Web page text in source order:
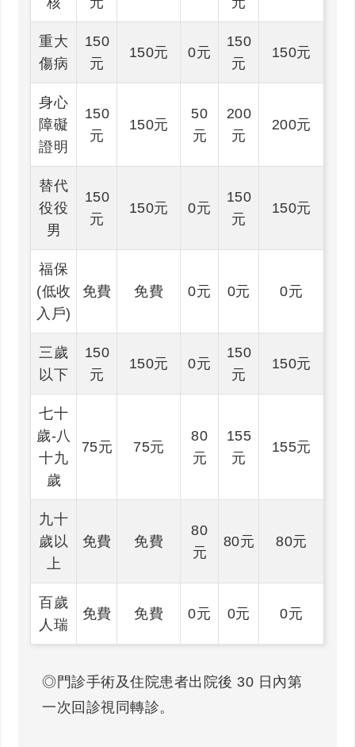
重大
傷病
150
元
150元 0元
150
元
150元
身心
障礙
證明
150
元
150元
50
元
200
元
200元
替代
役役
男
150
元
150元 0元
150
元
150元
福保
(低收
入戶)
免費 免費 0元 0元 0元
三歲
以下
150
元
150元 0元
150
元
150元
七十
歲-八
十九
歲
75元 75元
80
元
155
元
155元
九十
歲以
上
免費 免費
80
元
80元 80元
百歲
人瑞
免費 免費 0元 0元 0元
◎門診手術及住院患者出院後 30 日內第
一次回診視同轉診。